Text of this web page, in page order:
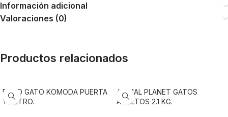
Información adicional
Valoraciones (0)
Productos relacionados
BAÑO GATO KOMODA PUERTA
Y FILTRO.
ANIMAL PLANET GATOS
ADULTOS 2.1 KG.